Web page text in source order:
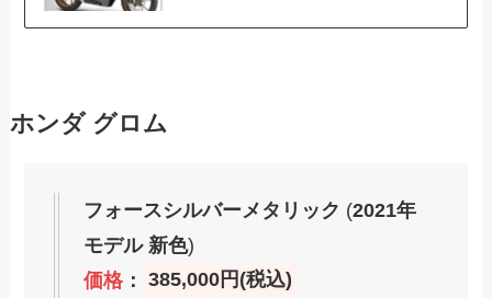
ホンダ グロム
フォースシルバーメタリック (2021年
モデル 新色)
価格 ： 385,000円(税込)